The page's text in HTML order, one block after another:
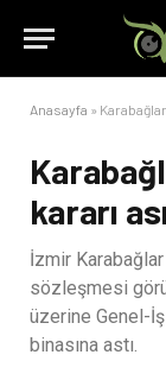
Anasayfa »
kararı
İzmir
sözleşmesi
üzerine Genel-
binasına astı.